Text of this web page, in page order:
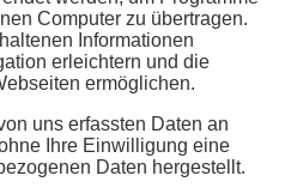
Computer zu übertragen.
Informationen
erleichtern und die
ermöglichen.
uns erfassten Daten an
Ihre Einwilligung eine
Daten hergestellt.